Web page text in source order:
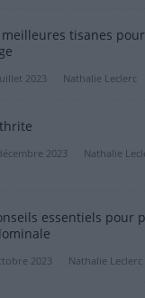
meilleures tisanes
2023 Nathalie Leclerc
2023 Nathalie
essentiels pour
2023 Nathalie Leclerc